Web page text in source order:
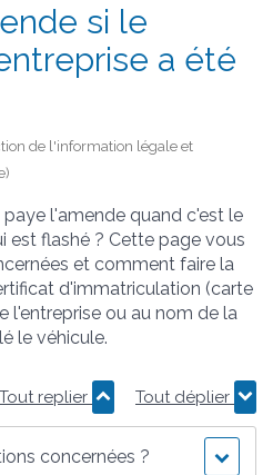
si le
a été
de l'information légale et
l'amende quand c'est le
est flashé ? Cette page vous
et comment faire la
d'immatriculation (carte
l'entreprise ou au nom de la
le véhicule.
Tout replier Tout déplier
concernées ?